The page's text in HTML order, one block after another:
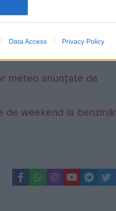
Data Access Privacy Policy
meteo anunțate de
de weekend la